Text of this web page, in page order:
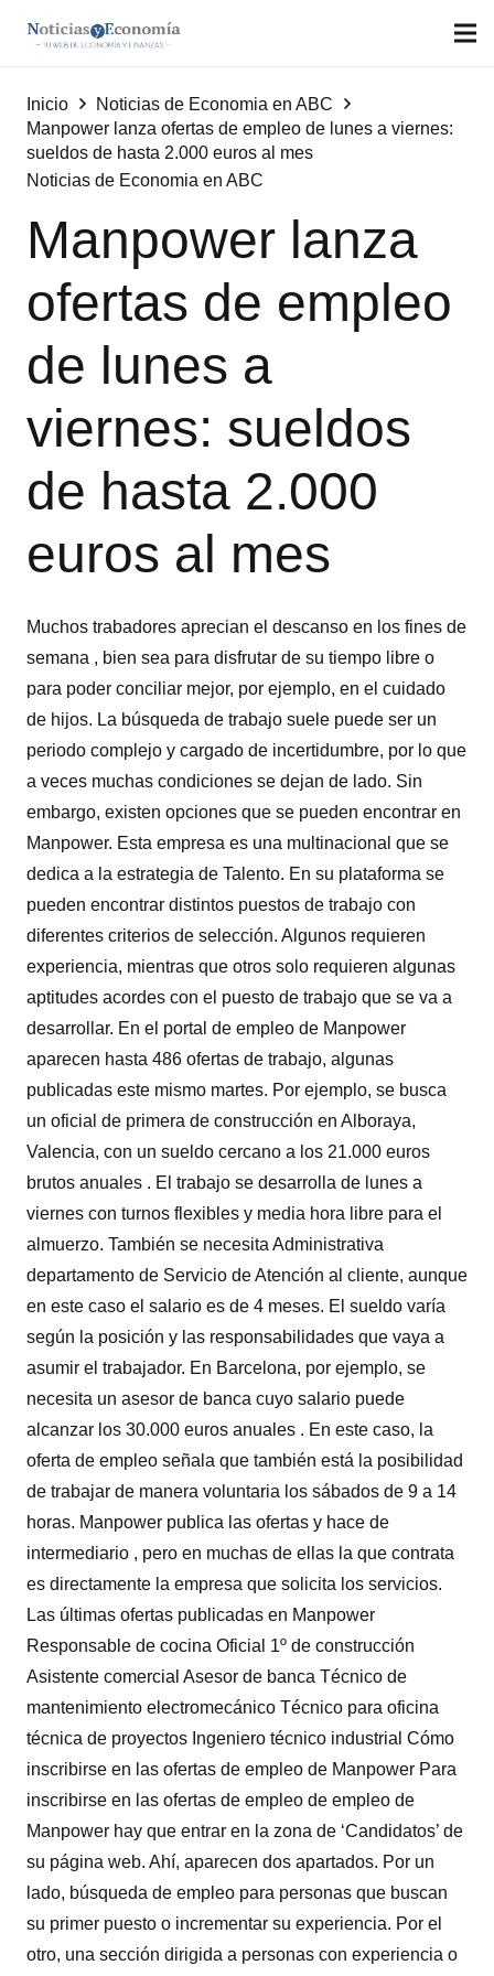
Inicio
Noticias de Economia en ABC
Manpower lanza ofertas de empleo de lunes a viernes:
sueldos de hasta 2.000 euros al mes
Noticias de Economia en ABC
Manpower lanza
ofertas de empleo
de lunes a
viernes: sueldos
de hasta 2.000
euros al mes
Muchos trabadores aprecian el descanso en los fines de
semana , bien sea para disfrutar de su tiempo libre o
para poder conciliar mejor, por ejemplo, en el cuidado
de hijos. La búsqueda de trabajo suele puede ser un
periodo complejo y cargado de incertidumbre, por lo que
a veces muchas condiciones se dejan de lado. Sin
embargo, existen opciones que se pueden encontrar en
Manpower. Esta empresa es una multinacional que se
dedica a la estrategia de Talento. En su plataforma se
pueden encontrar distintos puestos de trabajo con
diferentes criterios de selección. Algunos requieren
experiencia, mientras que otros solo requieren algunas
aptitudes acordes con el puesto de trabajo que se va a
desarrollar. En el portal de empleo de Manpower
aparecen hasta 486 ofertas de trabajo, algunas
publicadas este mismo martes. Por ejemplo, se busca
un oficial de primera de construcción en Alboraya,
Valencia, con un sueldo cercano a los 21.000 euros
brutos anuales . El trabajo se desarrolla de lunes a
viernes con turnos flexibles y media hora libre para el
almuerzo. También se necesita Administrativa
departamento de Servicio de Atención al cliente, aunque
en este caso el salario es de 4 meses. El sueldo varía
según la posición y las responsabilidades que vaya a
asumir el trabajador. En Barcelona, por ejemplo, se
necesita un asesor de banca cuyo salario puede
alcanzar los 30.000 euros anuales . En este caso, la
oferta de empleo señala que también está la posibilidad
de trabajar de manera voluntaria los sábados de 9 a 14
horas. Manpower publica las ofertas y hace de
intermediario , pero en muchas de ellas la que contrata
es directamente la empresa que solicita los servicios.
Las últimas ofertas publicadas en Manpower
Responsable de cocina Oficial 1º de construcción
Asistente comercial Asesor de banca Técnico de
mantenimiento electromecánico Técnico para oficina
técnica de proyectos Ingeniero técnico industrial Cómo
inscribirse en las ofertas de empleo de Manpower Para
inscribirse en las ofertas de empleo de empleo de
Manpower hay que entrar en la zona de ‘Candidatos’ de
su página web. Ahí, aparecen dos apartados. Por un
lado, búsqueda de empleo para personas que buscan
su primer puesto o incrementar su experiencia. Por el
otro, una sección dirigida a personas con experiencia o